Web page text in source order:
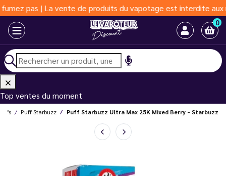
| La vente de produits du vapotage est interdite aux moins
0
Top ventes du moment
Puff Starbuzz Puff Starbuzz Ultra Max 25K Mixed Berry - Starbuzz